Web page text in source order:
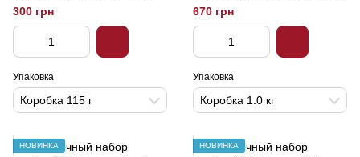
300 грн
Упаковка
Коробка 115 г
коробка – 1 кг
670 грн
Упаковка
Коробка 1.0 кг
НОВИНКА НОВИНКА